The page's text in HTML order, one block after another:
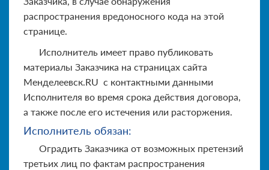
распространения вредоносного кода на этой
странице.
Исполнитель имеет право публиковать
материалы Заказчика на страницах сайта
Менделеевск.RU с контактными данными
Исполнителя во время срока действия договора,
а также после его истечения или расторжения.
Исполнитель обязан:
Оградить Заказчика от возможных претензий
третьих лиц по фактам распространения